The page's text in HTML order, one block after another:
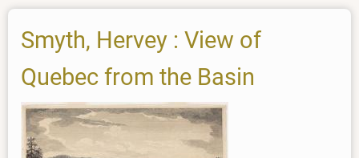
Smyth, Hervey : View of
Quebec from the Basin